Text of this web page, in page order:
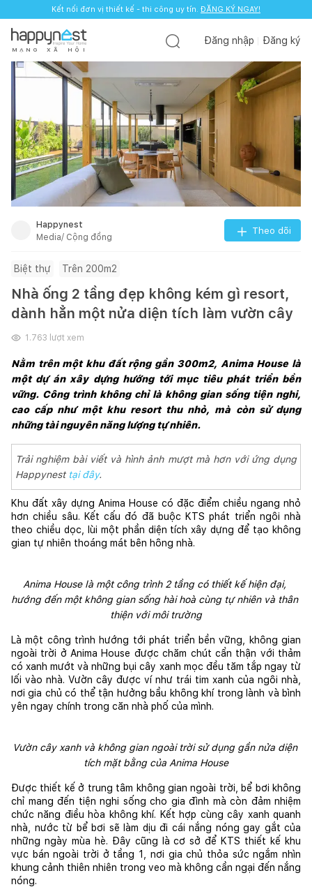
Kết nối đơn vị thiết kế - thi công uy tín. ĐĂNG KÝ NGAY!
M Ạ N G X Ã H Ộ I
Đăng nhập Đăng ký
Happynest
Media/ Cộng đồng
Theo dõi
Biệt thự Trên 200m2
Nhà ống 2 tầng đẹp không kém gì resort,
dành hẳn một nửa diện tích làm vườn cây
1.763 lượt xem
Nằm trên một khu đất rộng gần 300m2, Anima House là
một dự án xây dựng hướng tới mục tiêu phát triển bền
vững. Công trình không chỉ là không gian sống tiện nghi,
cao cấp như một khu resort thu nhỏ, mà còn sử dụng
những tài nguyên năng lượng tự nhiên.
Trải nghiệm bài viết và hình ảnh mượt mà hơn với ứng dụng
Happynest tại đây.
Khu đất xây dựng Anima House có đặc điểm chiều ngang nhỏ
hơn chiều sâu. Kết cấu đó đã buộc KTS phát triển ngôi nhà
theo chiều dọc, lùi một phần diện tích xây dựng để tạo không
gian tự nhiên thoáng mát bên hông nhà.
Anima House là một công trình 2 tầng có thiết kế hiện đại,
hướng đến một không gian sống hài hoà cùng tự nhiên và thân
thiện với môi trường
Là một công trình hướng tới phát triển bền vững, không gian
ngoài trời ở Anima House được chăm chút cẩn thận với thảm
có xanh mướt và những bụi cây xanh mọc đều tăm tắp ngay từ
lối vào nhà. Vườn cây được ví như trái tim xanh của ngôi nhà,
nơi gia chủ có thể tận hưởng bầu không khí trong lành và bình
yên ngay chính trong căn nhà phố của mình.
Vườn cây xanh và không gian ngoài trời sử dụng gần nửa diện
tích mặt bằng của Anima House
Được thiết kế ở trung tâm không gian ngoài trời, bể bơi không
chỉ mang đến tiện nghi sống cho gia đình mà còn đảm nhiệm
chức năng điều hòa không khí. Kết hợp cùng cây xanh quanh
nhà, nước từ bể bơi sẽ làm dịu đi cái nắng nóng gay gắt của
những ngày mùa hè. Đây cũng là cơ sở để KTS thiết kế khu
vực bán ngoài trời ở tầng 1, nơi gia chủ thỏa sức ngắm nhìn
khung cảnh thiên nhiên trong veo mà không cần ngại đến nắng
nóng.